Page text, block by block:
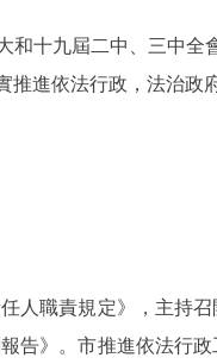
十九屆二中、三中全
推進依法行政，法治政
職責規定》，主持召
告》。市推進依法行